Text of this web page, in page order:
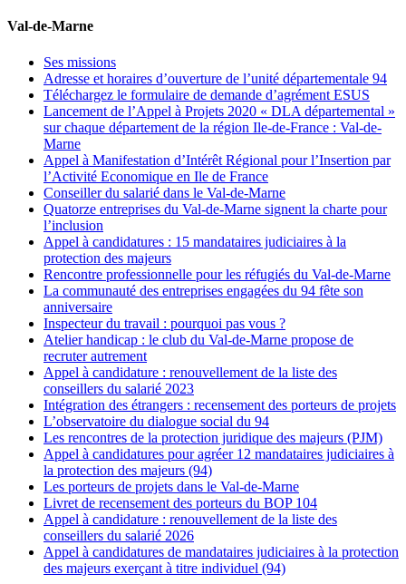
Val-de-Marne
Ses missions
Adresse et horaires d’ouverture de l’unité départementale 94
Téléchargez le formulaire de demande d’agrément ESUS
Lancement de l’Appel à Projets 2020 « DLA départemental »
sur chaque département de la région Ile-de-France : Val-de-
Marne
Appel à Manifestation d’Intérêt Régional pour l’Insertion par
l’Activité Economique en Ile de France
Conseiller du salarié dans le Val-de-Marne
Quatorze entreprises du Val-de-Marne signent la charte pour
l’inclusion
Appel à candidatures : 15 mandataires judiciaires à la
protection des majeurs
Rencontre professionnelle pour les réfugiés du Val-de-Marne
La communauté des entreprises engagées du 94 fête son
anniversaire
Inspecteur du travail : pourquoi pas vous ?
Atelier handicap : le club du Val-de-Marne propose de
recruter autrement
Appel à candidature : renouvellement de la liste des
conseillers du salarié 2023
Intégration des étrangers : recensement des porteurs de projets
L’observatoire du dialogue social du 94
Les rencontres de la protection juridique des majeurs (PJM)
Appel à candidatures pour agréer 12 mandataires judiciaires à
la protection des majeurs (94)
Les porteurs de projets dans le Val-de-Marne
Livret de recensement des porteurs du BOP 104
Appel à candidature : renouvellement de la liste des
conseillers du salarié 2026
Appel à candidatures de mandataires judiciaires à la protection
des majeurs exerçant à titre individuel (94)